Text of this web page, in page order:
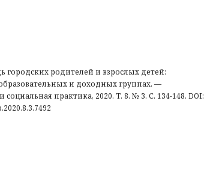
родителей и взрослых детей:
и доходных группах. —
практика, 2020. Т. 8. № 3. С. 134-148. DOI: